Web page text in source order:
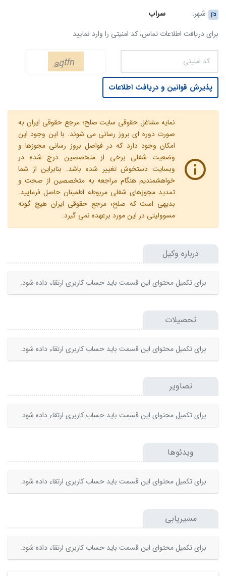
شهر:
سراب
برای دریافت اطلاعات تماس، کد امنیتی را وارد نمایید
پذیرش قوانین و دریافت اطلاعات
نمایه مشاغل حقوقی سایت صلح؛ مرجع حقوقی ایران به
صورت دوره ای بروز رسانی می شوند. با این وجود این
امکان وجود دارد که در فواصل بروز رسانی مجوزها و
وضعیت شغلی برخی از متخصصین درج شده در
وبسایت دستخوش تغییر شده باشد. بنابراین از شما
خواهشمندیم هنگام مراجعه به متخصصین از صحت و
تمدید مجوزهای شغلی مربوطه اطمینان حاصل فرمایید.
بدیهی است که صلح؛ مرجع حقوقی ایران هیچ گونه
مسوولیتی در این مورد برعهده نمی گیرد.
درباره وکیل
برای تکمیل محتوای این قسمت باید حساب کاربری ارتقاء داده شود.
تحصیلات
برای تکمیل محتوای این قسمت باید حساب کاربری ارتقاء داده شود.
تصاویر
برای تکمیل محتوای این قسمت باید حساب کاربری ارتقاء داده شود.
ویدئوها
برای تکمیل محتوای این قسمت باید حساب کاربری ارتقاء داده شود.
مسیریابی
برای تکمیل محتوای این قسمت باید حساب کاربری ارتقاء داده شود.